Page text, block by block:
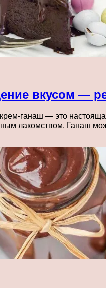
вкусом —
ганаш — это
лакомством. Ганаш